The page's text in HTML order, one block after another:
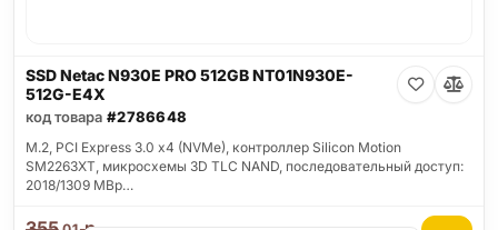
SSD Netac N930E PRO 512GB NT01N930E-
512G-E4X
код товара #2786648
M.2, PCI Express 3.0 x4 (NVMe), контроллер Silicon Motion
SM2263XT, микросхемы 3D TLC NAND, последовательный доступ:
2018/1309 MBp…